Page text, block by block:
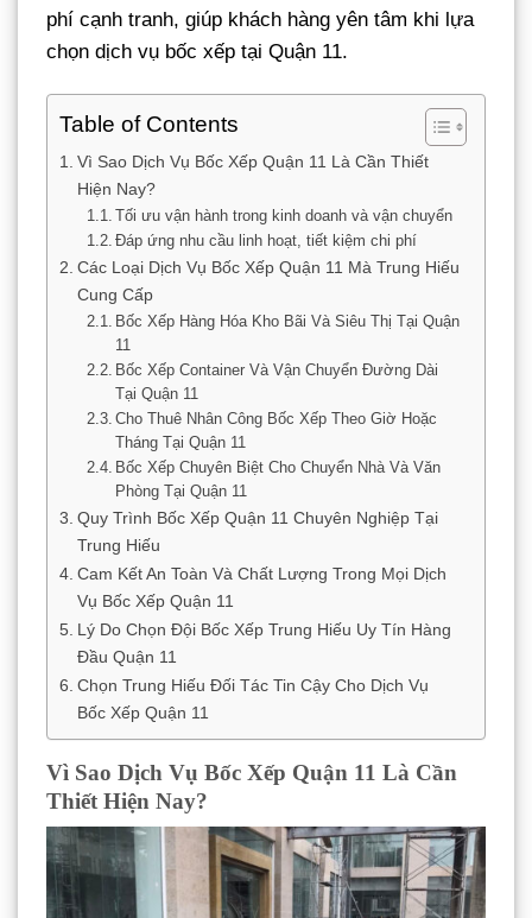
phí cạnh tranh, giúp khách hàng yên tâm khi lựa
chọn dịch vụ bốc xếp tại Quận 11.
Table of Contents
Vì Sao Dịch Vụ Bốc Xếp Quận 11 Là Cần Thiết
Hiện Nay?
Tối ưu vận hành trong kinh doanh và vận chuyển
Đáp ứng nhu cầu linh hoạt, tiết kiệm chi phí
Các Loại Dịch Vụ Bốc Xếp Quận 11 Mà Trung Hiếu
Cung Cấp
Bốc Xếp Hàng Hóa Kho Bãi Và Siêu Thị Tại Quận
11
Bốc Xếp Container Và Vận Chuyển Đường Dài
Tại Quận 11
Cho Thuê Nhân Công Bốc Xếp Theo Giờ Hoặc
Tháng Tại Quận 11
Bốc Xếp Chuyên Biệt Cho Chuyển Nhà Và Văn
Phòng Tại Quận 11
Quy Trình Bốc Xếp Quận 11 Chuyên Nghiệp Tại
Trung Hiếu
Cam Kết An Toàn Và Chất Lượng Trong Mọi Dịch
Vụ Bốc Xếp Quận 11
Lý Do Chọn Đội Bốc Xếp Trung Hiếu Uy Tín Hàng
Đầu Quận 11
Chọn Trung Hiếu Đối Tác Tin Cậy Cho Dịch Vụ
Bốc Xếp Quận 11
Vì Sao Dịch Vụ Bốc Xếp Quận 11 Là Cần
Thiết Hiện Nay?